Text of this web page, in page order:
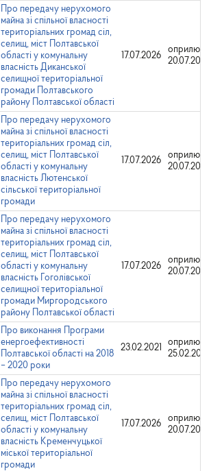
Про передачу нерухомого
майна зі спільної власності
територіальних громад сіл,
селищ, міст Полтавської
області у комунальну
власність Диканської
селищної територіальної
громади Полтавського
району Полтавської області
17.07.2026
20.07.2026
Про передачу нерухомого
майна зі спільної власності
територіальних громад сіл,
селищ, міст Полтавської
області у комунальну
власність Лютенської
сільської територіальної
громади
17.07.2026
20.07.2026
Про передачу нерухомого
майна зі спільної власності
територіальних громад сіл,
селищ, міст Полтавської
області у комунальну
власність Гоголівської
селищної територіальної
громади Миргородського
району Полтавської області
17.07.2026
20.07.2026
Про виконання Програми
енергоефективності
Полтавської області на 2018
– 2020 роки
23.02.2021
25.02.2021
Про передачу нерухомого
майна зі спільної власності
територіальних громад сіл,
селищ, міст Полтавської
області у комунальну
власність Кременчуцької
міської територіальної
громади
17.07.2026
20.07.2026